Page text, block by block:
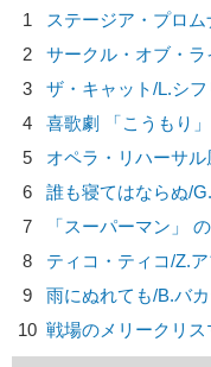
1
ステージア・プロ
2
サークル・オブ・ラ
3
ザ・キャット/L.シ
4
喜歌劇 「こうもり
5
オペラ・リハーサ
6
誰も寝てはならぬ/
7
「スーパーマン」
8
ティコ・ティコ/Z.
9
雨にぬれても/B.バ
10 戦場のメリークリス